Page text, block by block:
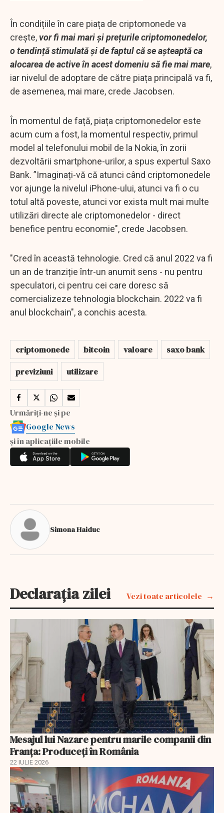
În condițiile în care piața de criptomonede va
crește,vor fi mai mari și prețurile criptomonedelor,
o tendință stimulată și de faptul că se așteaptă ca
alocarea de active în acest domeniu să fie mai mare,
iar nivelul de adoptare de către piața principală va fi,
de asemenea, mai mare, crede Jacobsen.
În momentul de față, piața criptomonedelor este
acum cum a fost, la momentul respectiv, primul
model al telefonului mobil de la Nokia, în zorii
dezvoltării smartphone-urilor, a spus expertul Saxo
Bank. ”Imaginați-vă că atunci când criptomonedele
vor ajunge la nivelul iPhone-ului, atunci va fi o cu
totul altă poveste, atunci vor exista mult mai multe
utilizări directe ale criptomonedelor - direct
benefice pentru economie", crede Jacobsen.
"Cred în această tehnologie. Cred că anul 2022 va fi
un an de tranziție într-un anumit sens - nu pentru
speculatori, ci pentru cei care doresc să
comercializeze tehnologia blockchain. 2022 va fi
anul blockchain", a conchis acesta.
criptomonede bitcoin valoare
saxo bank
previziuni
utilizare
Urmăriți-ne și pe
Google News
și în aplicațiile mobile
Simona Haiduc
Declarația zilei Vezi toate articolele
Mesajul lui Nazare pentru marile companii din
Franța: Produceți în România
22 IULIE 2026